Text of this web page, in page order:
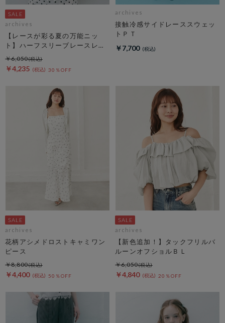
archives
【レースが彩る夏の万能ニッ
ト】ハーフスリーブレースレイ
ヤードニットカーディガン
￥4,235 30％OFF
￥6,050
archives
接触冷感サイドレーススウェッ
トＰＴ
￥7,700
archives
花柄アシメドロストキャミワン
ピース
￥4,400 50％OFF
￥8,800
archives
【新色追加！】タックフリルバ
ルーンオフショルＢＬ
￥4,840 20％OFF
￥6,050